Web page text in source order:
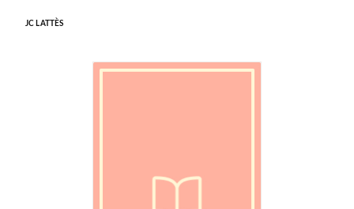
JC LATTÈS